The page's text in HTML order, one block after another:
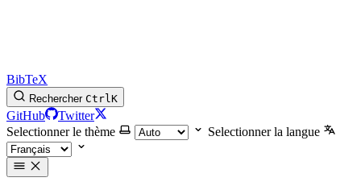
BibTeX
Rechercher CtrlK
GitHub
Twitter
Selectionner le thème
Selectionner la langue